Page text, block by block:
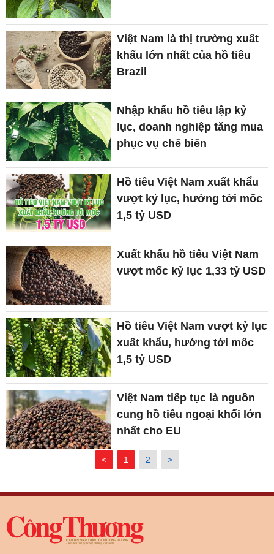
Việt Nam là thị trường xuất
khẩu lớn nhất của hồ tiêu
Brazil
Nhập khẩu hồ tiêu lập kỷ
lục, doanh nghiệp tăng mua
phục vụ chế biến
Hồ tiêu Việt Nam xuất khẩu
vượt kỷ lục, hướng tới mốc
1,5 tỷ USD
Xuất khẩu hồ tiêu Việt Nam
vượt mốc kỷ lục 1,33 tỷ USD
Hồ tiêu Việt Nam vượt kỷ lục
xuất khẩu, hướng tới mốc
1,5 tỷ USD
Việt Nam tiếp tục là nguồn
cung hồ tiêu ngoại khối lớn
nhất cho EU
< 1 2 >